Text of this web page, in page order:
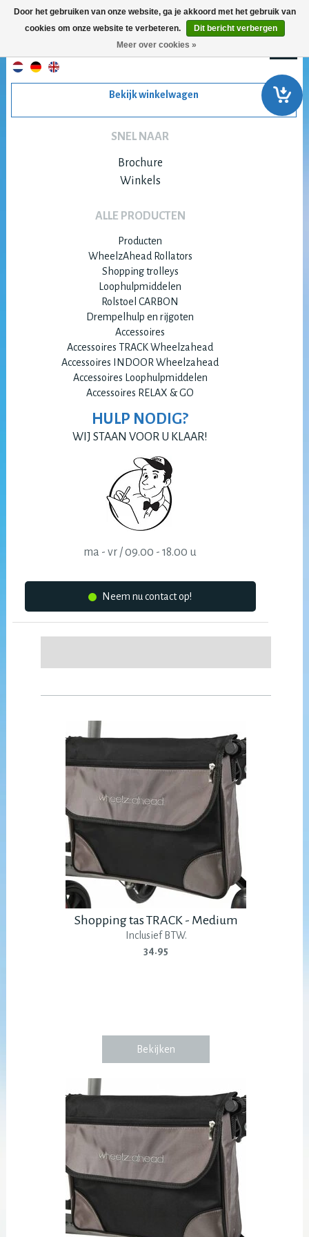
Bekijk winkelwagen
SNEL NAAR
Brochure
Winkels
ALLE PRODUCTEN
Producten
WheelzAhead Rollators
Shopping trolleys
Loophulpmiddelen
Rolstoel CARBON
Drempelhulp en rijgoten
Accessoires
Accessoires TRACK Wheelzahead
Accessoires INDOOR Wheelzahead
Accessoires Loophulpmiddelen
Accessoires RELAX & GO
HULP NODIG?
WIJ STAAN VOOR U KLAAR!
ma - vr / 09.00 - 18.00 u
Neem nu contact op!
Shopping tas TRACK - Medium
Inclusief BTW.
34.95
Bekijken
Door het gebruiken van onze website, ga je akkoord met het gebruik van
cookies om onze website te verbeteren.
Dit bericht verbergen
Meer over cookies »